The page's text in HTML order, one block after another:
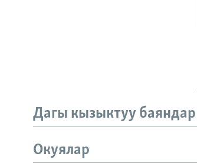
Дагы кызыктуу баяндар
Окуялар